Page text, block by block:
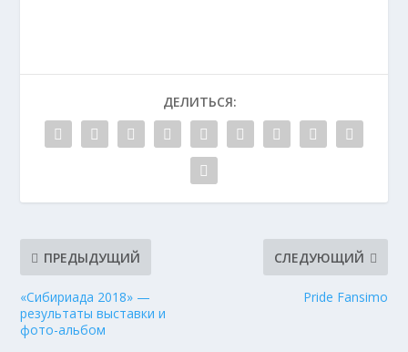
ДЕЛИТЬСЯ:
ПРЕДЫДУЩИЙ
«Сибириада 2018» —
результаты выставки и
фото-альбом
СЛЕДУЮЩИЙ
Pride Fansimo